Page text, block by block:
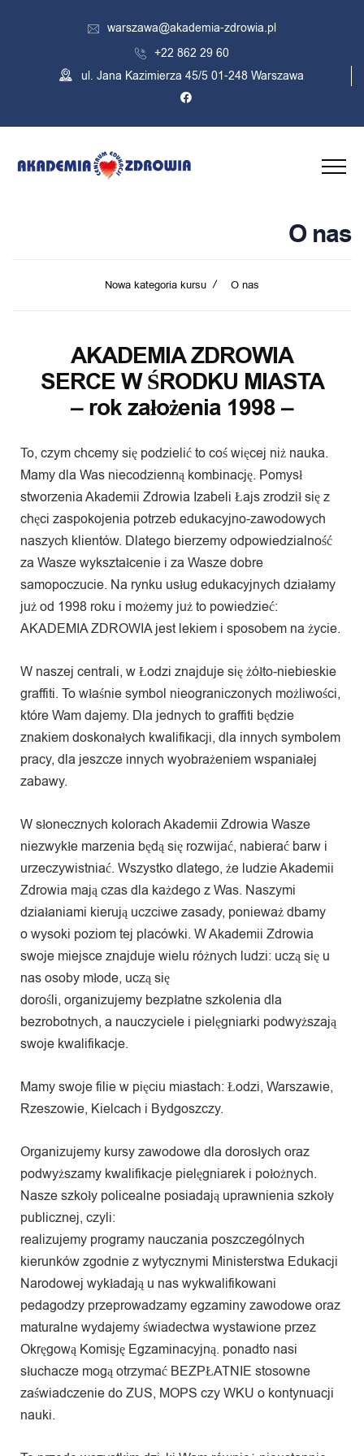
warszawa@akademia-zdrowia.pl
+22 862 29 60
ul. Jana Kazimierza 45/5 01-248 Warszawa
O nas
Nowa kategoria kursu O nas
AKADEMIA ZDROWIA
SERCE W ŚRODKU MIASTA
– rok założenia 1998 –
To, czym chcemy się podzielić to coś więcej niż nauka.
Mamy dla Was niecodzienną kombinację. Pomysł
stworzenia Akademii Zdrowia Izabeli Łajs zrodził się z
chęci zaspokojenia potrzeb edukacyjno-zawodowych
naszych klientów. Dlatego bierzemy odpowiedzialność
za Wasze wykształcenie i za Wasze dobre
samopoczucie. Na rynku usług edukacyjnych działamy
już od 1998 roku i możemy już to powiedzieć:
AKADEMIA ZDROWIA jest lekiem i sposobem na życie.
W naszej centrali, w Łodzi znajduje się żółto-niebieskie
graffiti. To właśnie symbol nieograniczonych możliwości,
które Wam dajemy. Dla jednych to graffiti będzie
znakiem doskonałych kwalifikacji, dla innych symbolem
pracy, dla jeszcze innych wyobrażeniem wspaniałej
zabawy.
W słonecznych kolorach Akademii Zdrowia Wasze
niezwykłe marzenia będą się rozwijać, nabierać barw i
urzeczywistniać. Wszystko dlatego, że ludzie Akademii
Zdrowia mają czas dla każdego z Was. Naszymi
działaniami kierują uczciwe zasady, ponieważ dbamy
o wysoki poziom tej placówki. W Akademii Zdrowia
swoje miejsce znajduje wielu różnych ludzi: uczą się u
nas osoby młode, uczą się
dorośli, organizujemy bezpłatne szkolenia dla
bezrobotnych, a nauczyciele i pielęgniarki podwyższają
swoje kwalifikacje.
Mamy swoje filie w pięciu miastach: Łodzi, Warszawie,
Rzeszowie, Kielcach i Bydgoszczy.
Organizujemy kursy zawodowe dla dorosłych oraz
podwyższamy kwalifikacje pielęgniarek i położnych.
Nasze szkoły policealne posiadają uprawnienia szkoły
publicznej, czyli:
realizujemy programy nauczania poszczególnych
kierunków zgodnie z wytycznymi Ministerstwa Edukacji
Narodowej wykładają u nas wykwalifikowani
pedagodzy przeprowadzamy egzaminy zawodowe oraz
maturalne wydajemy świadectwa wystawione przez
Okręgową Komisję Egzaminacyjną. ponadto nasi
słuchacze mogą otrzymać BEZPŁATNIE stosowne
zaświadczenie do ZUS, MOPS czy WKU o kontynuacji
nauki.